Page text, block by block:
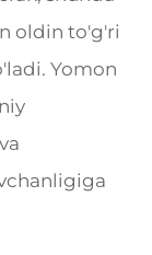
oldin to'g'ri
Yomon